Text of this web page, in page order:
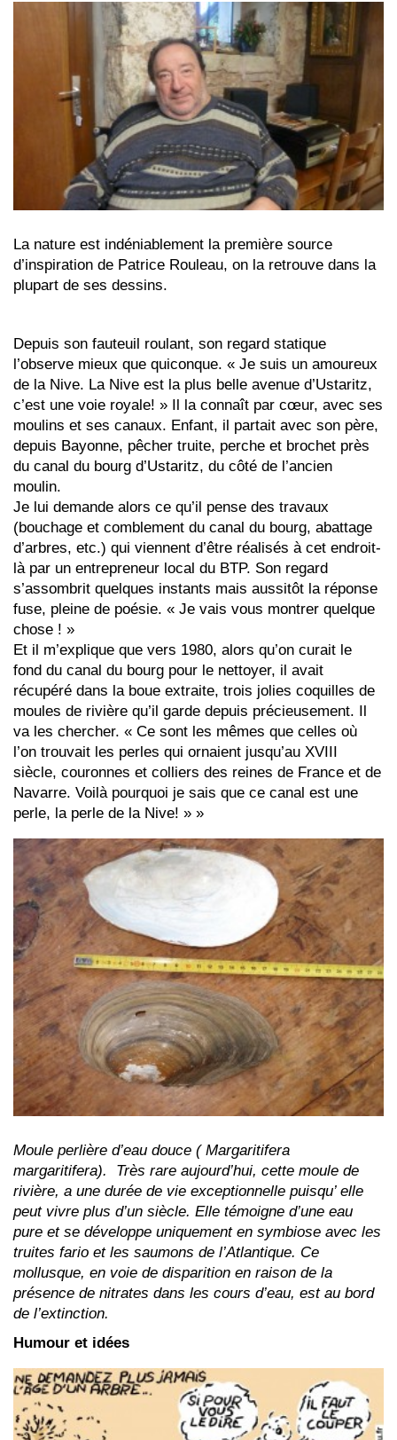
La nature est indéniablement la première source
d’inspiration de Patrice Rouleau, on la retrouve dans la
plupart de ses dessins.
Depuis son fauteuil roulant, son regard statique
l’observe mieux que quiconque. « Je suis un amoureux
de la Nive. La Nive est la plus belle avenue d’Ustaritz,
c’est une voie royale! » Il la connaît par cœur, avec ses
moulins et ses canaux. Enfant, il partait avec son père,
depuis Bayonne, pêcher truite, perche et brochet près
du canal du bourg d’Ustaritz, du côté de l’ancien
moulin.
Je lui demande alors ce qu’il pense des travaux
(bouchage et comblement du canal du bourg, abattage
d’arbres, etc.) qui viennent d’être réalisés à cet endroit-
là par un entrepreneur local du BTP. Son regard
s’assombrit quelques instants mais aussitôt la réponse
fuse, pleine de poésie. « Je vais vous montrer quelque
chose ! »
Et il m’explique que vers 1980, alors qu’on curait le
fond du canal du bourg pour le nettoyer, il avait
récupéré dans la boue extraite, trois jolies coquilles de
moules de rivière qu’il garde depuis précieusement. Il
va les chercher. « Ce sont les mêmes que celles où
l’on trouvait les perles qui ornaient jusqu’au XVIII
siècle, couronnes et colliers des reines de France et de
Navarre. Voilà pourquoi je sais que ce canal est une
perle, la perle de la Nive! » »
Moule perlière d’eau douce ( Margaritifera
margaritifera). Très rare aujourd’hui, cette moule de
rivière, a une durée de vie exceptionnelle puisqu’ elle
peut vivre plus d’un siècle. Elle témoigne d’une eau
pure et se développe uniquement en symbiose avec les
truites fario et les saumons de l’Atlantique. Ce
mollusque, en voie de disparition en raison de la
présence de nitrates dans les cours d’eau, est au bord
de l’extinction.
Humour et idées